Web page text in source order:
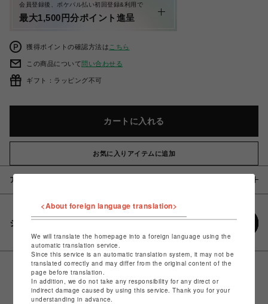
会員登録後、ポケパル払い初回登録&利用で
最大1,500円分ポイント進呈
獲得ポイントの確認方法は こちら
この商品について問い合わせる
ギフト：ラッピング不可
カートに入れる
お気に入りアイテムに追加
アイテム説明 / 素材
シェアする
<About foreign language translation>
We will translate the homepage into a foreign language using the
automatic translation service.
Since this service is an automatic translation system, it may not be
translated correctly and may differ from the original content of the
page before translation.
In addition, we do not take any responsibility for any direct or
indirect damage caused by using this service. Thank you for your
understanding in advance.